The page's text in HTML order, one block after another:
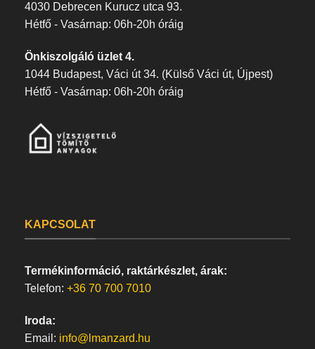
4030 Debrecen Kurucz utca 93.
Hétfő - Vasárnap: 06h-20h óráig
Önkiszolgáló üzlet 4.
1044 Budapest, Váci út 34. (Külső Váci út, Újpest)
Hétfő - Vasárnap: 06h-20h óráig
KAPCSOLAT
Termékinformáció, raktárkészlet, árak:
Telefon: +36 70 700 7010
Iroda:
Email: info@lmanzard.hu